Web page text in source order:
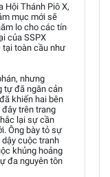
Hội Thánh Piô X,
mục mới sẽ
lo cho các tín
của SSPX
tại toàn cầu như
nhưng
tự đã ngăn cản
khiến hai bên
trên trang
lại sự cần
Ông bày tỏ sự
cuộc tranh
khủng hoảng
đa nguyên tôn